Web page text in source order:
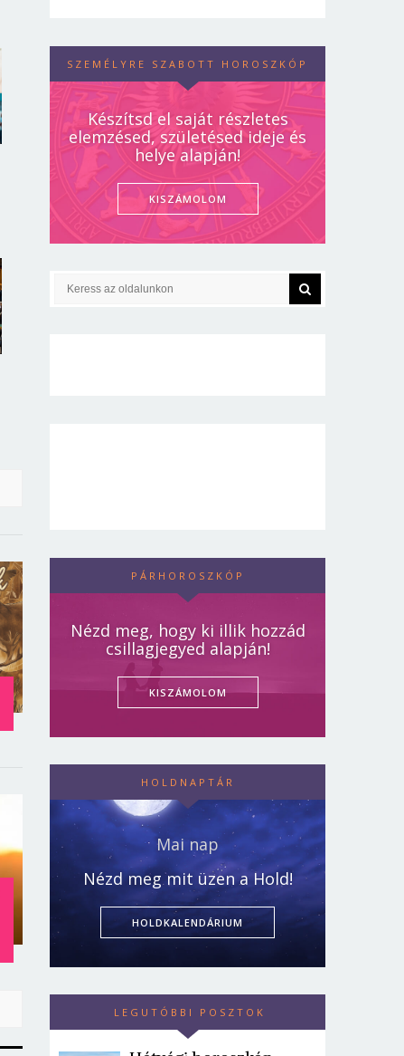
SZEMÉLYRE SZABOTT HOROSZKÓP
Készítsd el saját részletes
elemzésed, születésed ideje és
helye alapján!
KISZÁMOLOM
PÁRHOROSZKÓP
Nézd meg, hogy ki illik hozzád
csillagjegyed alapján!
KISZÁMOLOM
HOLDNAPTÁR
Mai nap
Nézd meg mit üzen a Hold!
HOLDKALENDÁRIUM
LEGUTÓBBI POSZTOK